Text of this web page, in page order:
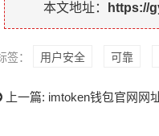
本文地址：
https://
签： 用户安全 可靠
上一篇: imtoken钱包官网网